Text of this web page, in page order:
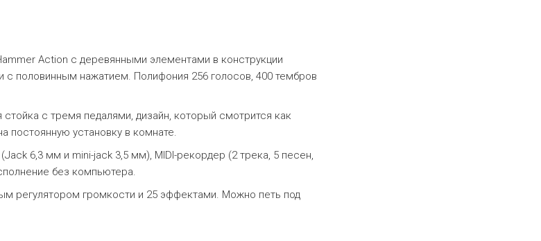
Action с деревянными элементами в конструкции
с половинным нажатием. Полифония 256 голосов, 400 тембров
стойка с тремя педалями, дизайн, который смотрится как
постоянную установку в комнате.
6,3 мм и mini-jack 3,5 мм), MIDI-рекордер (2 трека, 5 песен,
без компьютера.
регулятором громкости и 25 эффектами. Можно петь под